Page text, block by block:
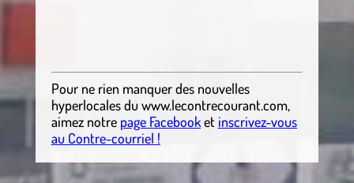
Pour ne rien manquer des nouvelles
hyperlocalesdu www.lecontrecourant.com,
aimez notre page Facebooket inscrivez-vous
au Contre-courriel !